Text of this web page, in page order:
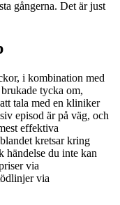
gångerna. Det är just
i kombination med
tycka om,
tala med en kliniker
episod är på väg, och
effektiva
kretsar kring
händelse du inte kan
via
via